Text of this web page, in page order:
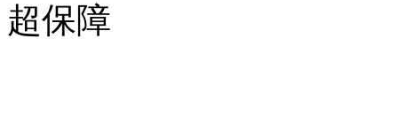
超保障